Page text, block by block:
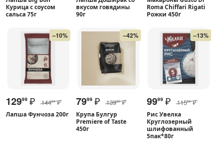
Курица с соусом
сальса 75г
вкусом говядины
90г
Roma Chiffari Rigati
Рожки 450г
–10%
12999 ₽ 14499 ₽
Лапша Фунчоза 200г
–42%
7999 ₽ 13999 ₽
Крупа Булгур
Premiere of Taste
450г
–13%
9999 ₽ 11599 ₽
Рис Увелка
Круглозерный
шлифованный
5пак*80г